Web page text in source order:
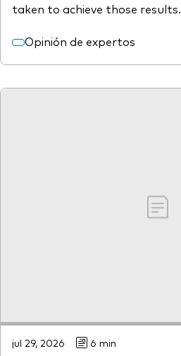
taken to achieve those results.
Opinión de expertos
jul 29, 2026 6 min